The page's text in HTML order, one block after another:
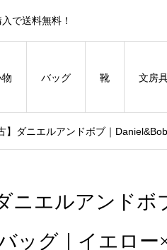
で送料無料！
バッグ 靴 文房
】ダニエルアンドボブ｜
ニエルアンド
ッグ｜イエロー